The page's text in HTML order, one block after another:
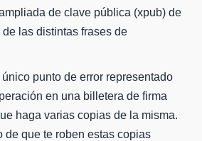
de clave pública (xpub) de
las distintas frases de
punto de error representado
en una billetera de firma
haga varias copias de la misma.
de que te roben estas copias